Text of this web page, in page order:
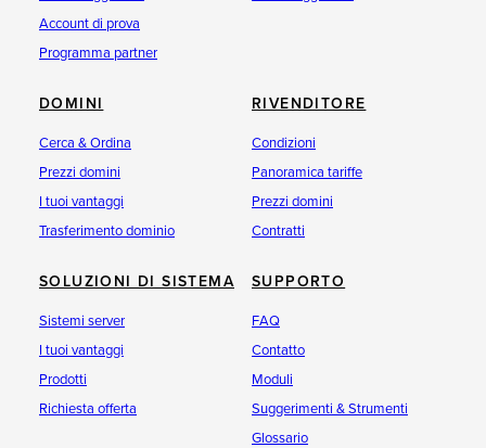
Account di prova
Programma partner
DOMINI
Cerca & Ordina
Prezzi domini
I tuoi vantaggi
Trasferimento dominio
RIVENDITORE
Condizioni
Panoramica tariffe
Prezzi domini
Contratti
SOLUZIONI DI SISTEMA
Sistemi server
I tuoi vantaggi
Prodotti
Richiesta offerta
SUPPORTO
FAQ
Contatto
Moduli
Suggerimenti & Strumenti
Glossario